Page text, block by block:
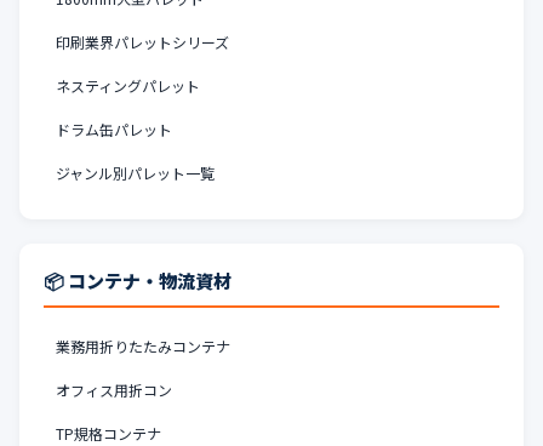
印刷業界パレットシリーズ
ネスティングパレット
ドラム缶パレット
ジャンル別パレット一覧
📦 コンテナ・物流資材
業務用折りたたみコンテナ
オフィス用折コン
TP規格コンテナ